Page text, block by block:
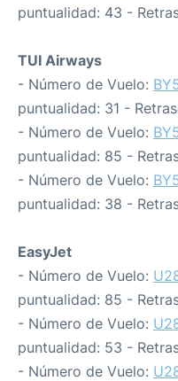
puntualidad: 43 -
TUI Airways
- Número de Vuelo:
puntualidad: 31 -
- Número de Vuelo:
puntualidad: 85 -
- Número de Vuelo:
puntualidad: 38 -
EasyJet
- Número de Vuelo:
puntualidad: 85 -
- Número de Vuelo:
puntualidad: 53 -
- Número de Vuelo: